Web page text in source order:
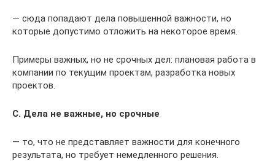
— сюда попадают дела повышенной важности, но
которые допустимо отложить на некоторое время.
Примеры важных, но не срочных дел: плановая работа в
компании по текущим проектам, разработка новых
проектов.
C. Дела не важные, но срочные
— то, что не представляет важности для конечного
результата, но требует немедленного решения.